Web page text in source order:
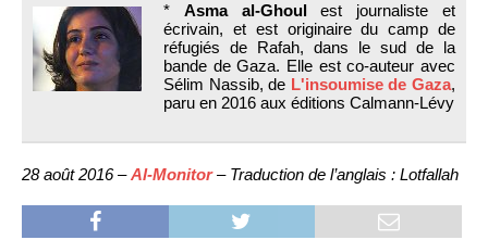
* Asma al-Ghoulest journaliste et
écrivain, et est originaire du camp de
réfugiés de Rafah, dans le sud de la
bande de Gaza. Elle est co-auteur avec
Sélim Nassib, de L'insoumise de Gaza,
paru en 2016 aux éditions Calmann-Lévy
28 août 2016 –Al-Monitor– Traduction de l’anglais : Lotfallah